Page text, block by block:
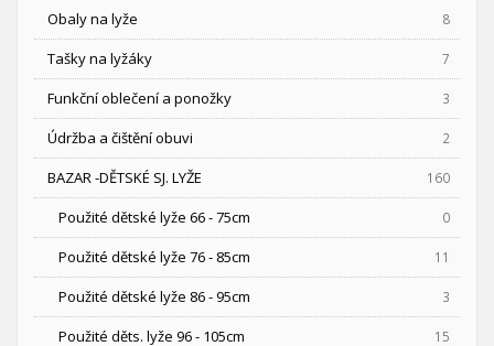
Obaly na lyže 8
Tašky na lyžáky 7
Funkční oblečení a ponožky 3
Údržba a čištění obuvi 2
BAZAR -DĚTSKÉ SJ. LYŽE 160
Použité dětské lyže 66 - 75cm 0
Použité dětské lyže 76 - 85cm 11
Použité dětské lyže 86 - 95cm 3
Použité děts. lyže 96 - 105cm 15